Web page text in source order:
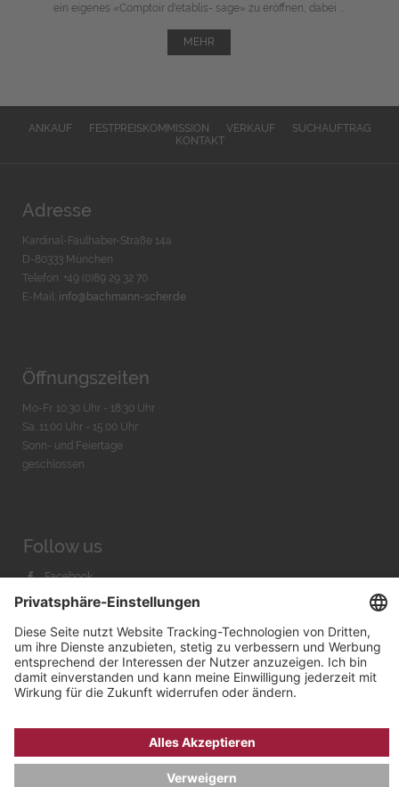
ein eigenes «Comptoir d'etablis- sage» zu eröffnen, dabei ...
MEHR
ANKAUF FESTPREISKOMMISSION VERKAUF
SUCHAUFTRAG
KONTAKT
Adresse
Kardinal-Faulhaber-Straße 14a
D-80333 München
Telefon: +49 (0)89 29 32 70
E-Mail: info@bachmann-scher.de
Öffnungszeiten
Mo-Fr. 10:30 Uhr - 18:30 Uhr
Sa. 11:00 Uhr - 15.00 Uhr
Sonn- und Feiertage
geschlossen
Follow us
Facebook
Instagram
Youtube
Bachmann & Scher GmbH / Watchandco GmbH